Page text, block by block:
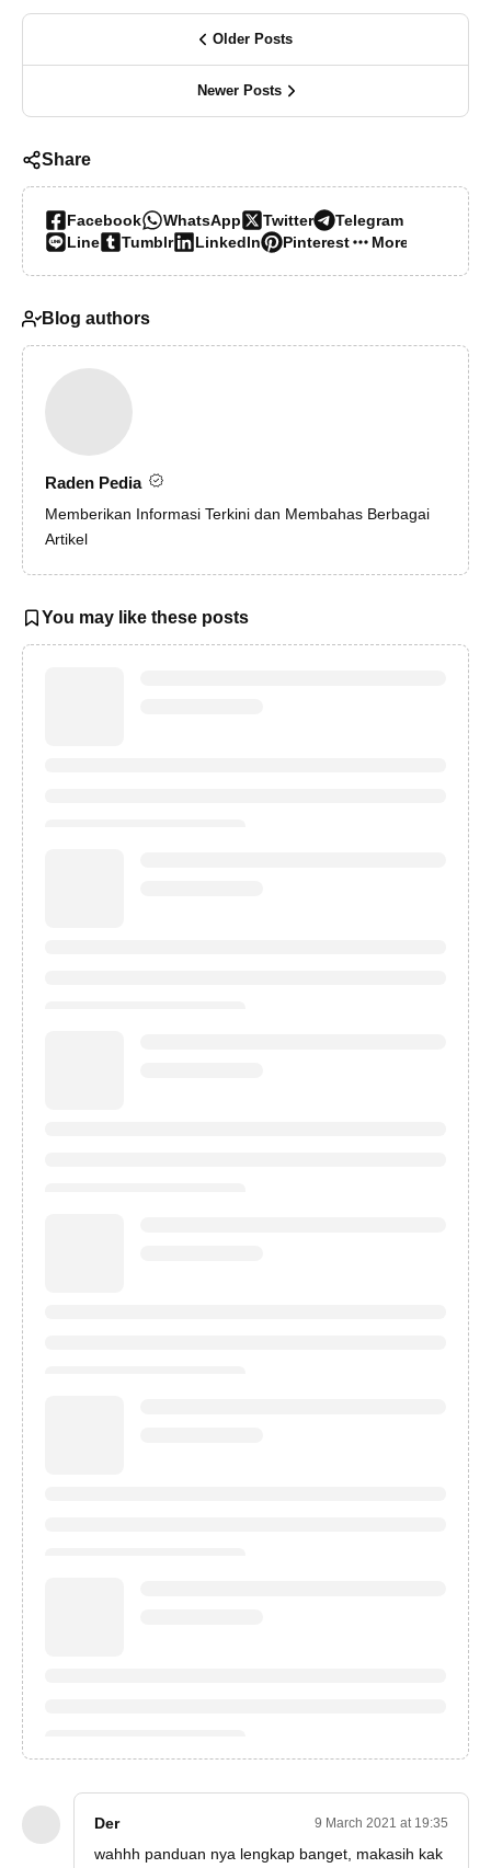
Older Posts
Newer Posts
Share
Facebook WhatsApp Twitter
Telegram
Line
Tumblr LinkedIn Pinterest More…
Blog authors
Raden Pedia
Memberikan Informasi Terkini dan Membahas Berbagai
Artikel
You may like these posts
Der 9 March 2021 at 19:35
wahhh panduan nya lengkap banget, makasih kak